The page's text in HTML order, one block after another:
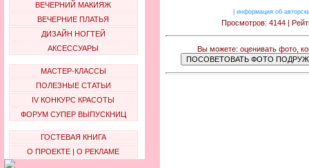
ВЕЧЕРНИЙ МАКИЯЖ
ВЕЧЕРНИЕ ПЛАТЬЯ
ДИЗАЙН НОГТЕЙ
АКСЕССУАРЫ
МАСТЕР-КЛАССЫ
ПОЛЕЗНЫЕ СТАТЬИ
IV КОНКУРС КРАСОТЫ
ФОРУМ СУПЕР ВЫПУСКНИЦ
ГОСТЕВАЯ КНИГА
О ПРОЕКТЕ | О РЕКЛАМЕ
информация об
Просмотров: 4144 |
Вы можете: оценивать фото,